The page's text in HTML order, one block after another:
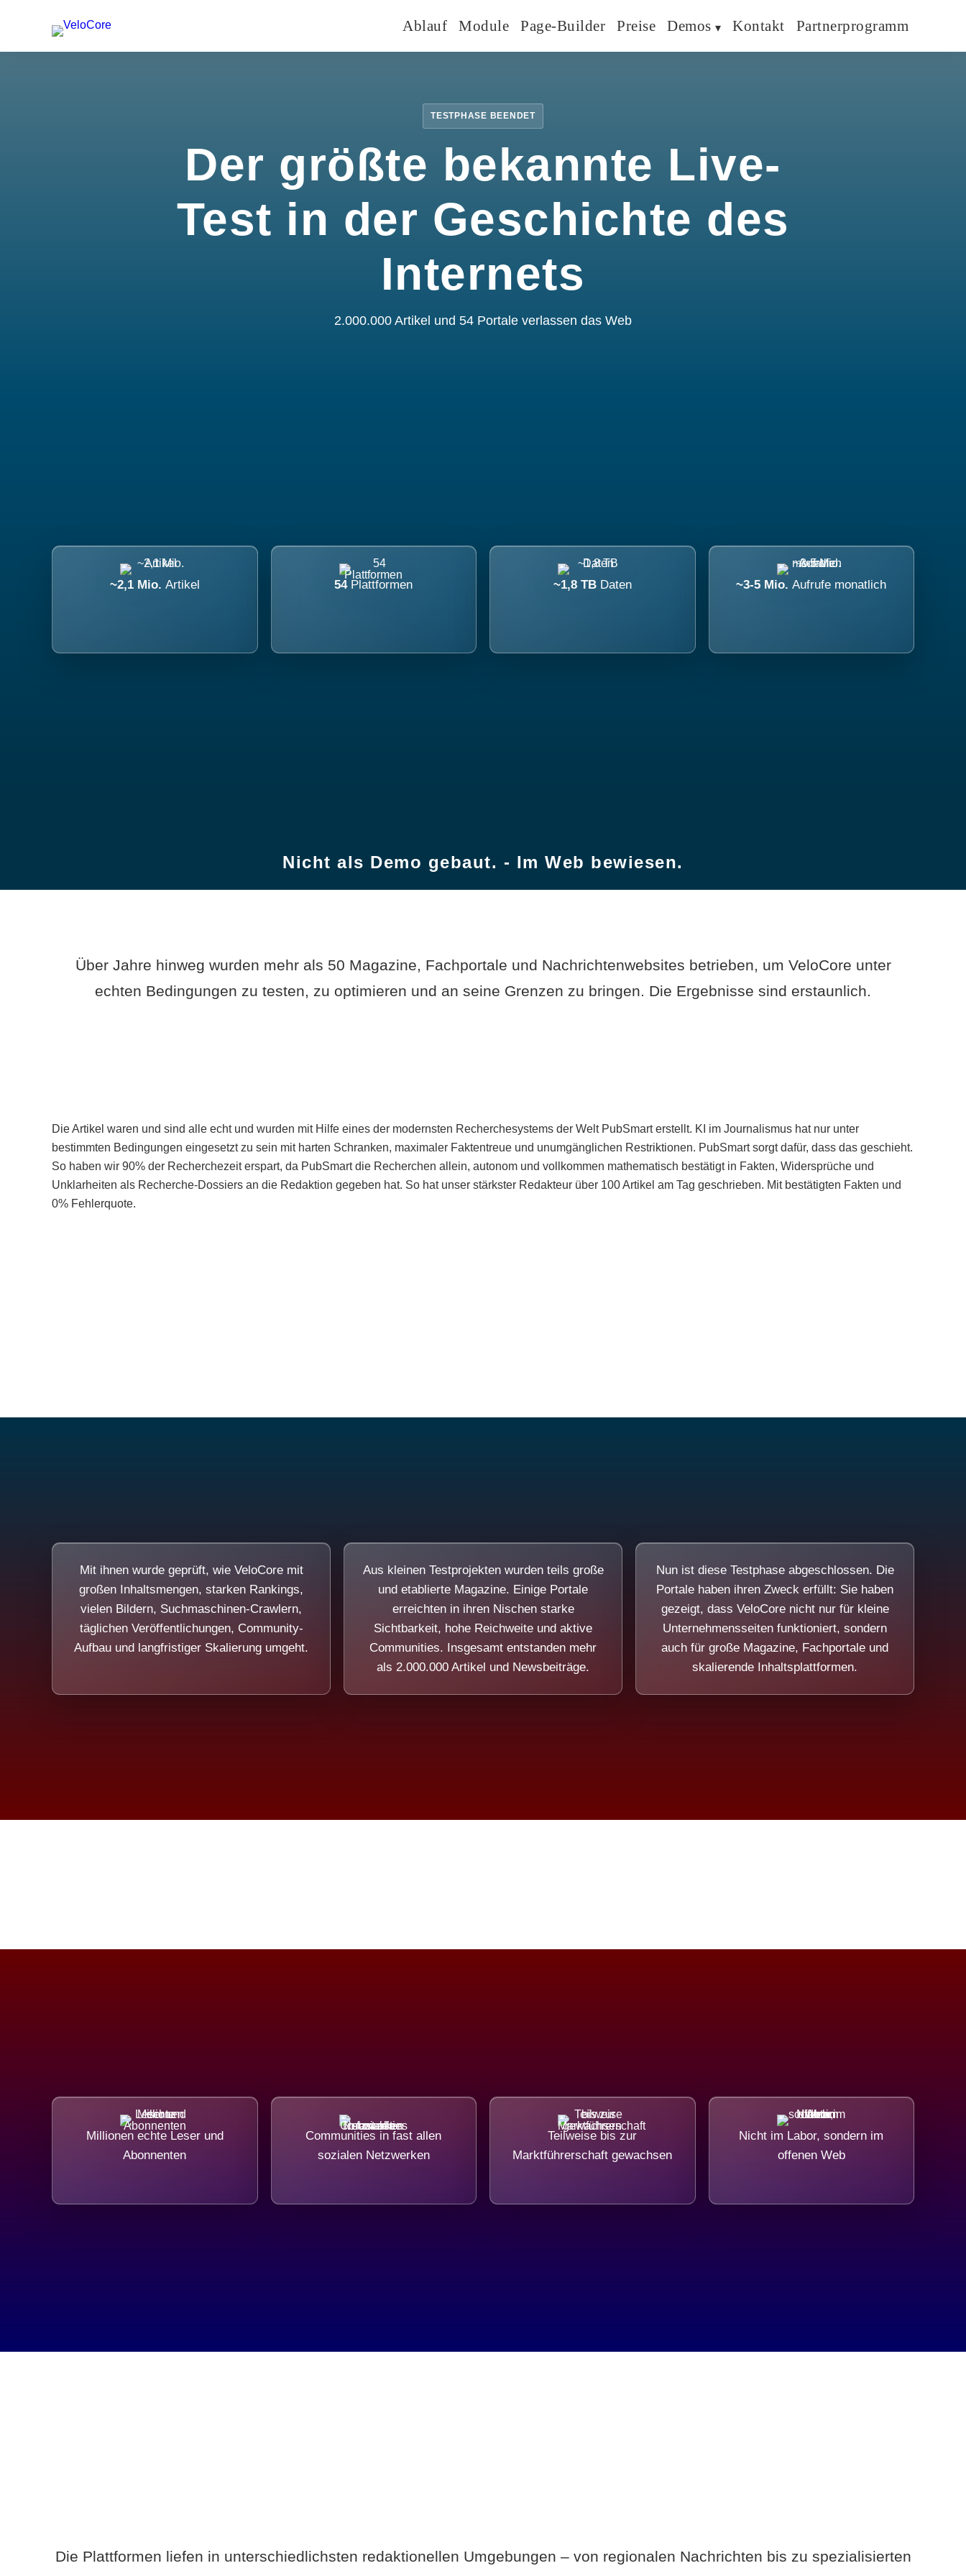
Ablauf Module Page-Builder Preise Demos Kontakt Partnerprogramm
TESTPHASE BEENDET
Der größte bekannte Live-
Test in der Geschichte des
Internets
2.000.000 Artikel und 54 Portale verlassen das Web
~2,1 Mio. Artikel 54 Plattformen ~1,8 TB Daten ~3-5 Mio.Aufrufe monatlich
Nicht als Demo gebaut. - Im Web bewiesen.
Über Jahre hinweg wurden mehr als 50 Magazine, Fachportale und Nachrichtenwebsites betrieben, um VeloCore unter
echten Bedingungen zu testen, zu optimieren und an seine Grenzen zu bringen. Die Ergebnisse sind erstaunlich.
Die Artikel waren und sind alle echt und wurden mit Hilfe eines der modernsten Recherchesystems der Welt PubSmart erstellt. KI im Journalismus hat nur unter
bestimmten Bedingungen eingesetzt zu sein mit harten Schranken, maximaler Faktentreue und unumgänglichen Restriktionen. PubSmart sorgt dafür, dass das geschieht.
So haben wir 90% der Recherchezeit erspart, da PubSmart die Recherchen allein, autonom und vollkommen mathematisch bestätigt in Fakten, Widersprüche und
Unklarheiten als Recherche-Dossiers an die Redaktion gegeben hat. So hat unser stärkster Redakteur über 100 Artikel am Tag geschrieben. Mit bestätigten Fakten und
0% Fehlerquote.
Mit ihnen wurde geprüft, wie VeloCore mit
großen Inhaltsmengen, starken Rankings,
vielen Bildern, Suchmaschinen-Crawlern,
täglichen Veröffentlichungen, Community-
Aufbau und langfristiger Skalierung umgeht.
Aus kleinen Testprojekten wurden teils große
und etablierte Magazine. Einige Portale
erreichten in ihren Nischen starke
Sichtbarkeit, hohe Reichweite und aktive
Communities. Insgesamt entstanden mehr
als 2.000.000 Artikel und Newsbeiträge.
Nun ist diese Testphase abgeschlossen. Die
Portale haben ihren Zweck erfüllt: Sie haben
gezeigt, dass VeloCore nicht nur für kleine
Unternehmensseiten funktioniert, sondern
auch für große Magazine, Fachportale und
skalierende Inhaltsplattformen.
Millionen echte Leser und
Abonnenten
Communities in fast allen
sozialen Netzwerken
Teilweise bis zur
Marktführerschaft gewachsen
Nicht im Labor, sondern im
offenen Web
Die Plattformen liefen in unterschiedlichsten redaktionellen Umgebungen – von regionalen Nachrichten bis zu spezialisierten